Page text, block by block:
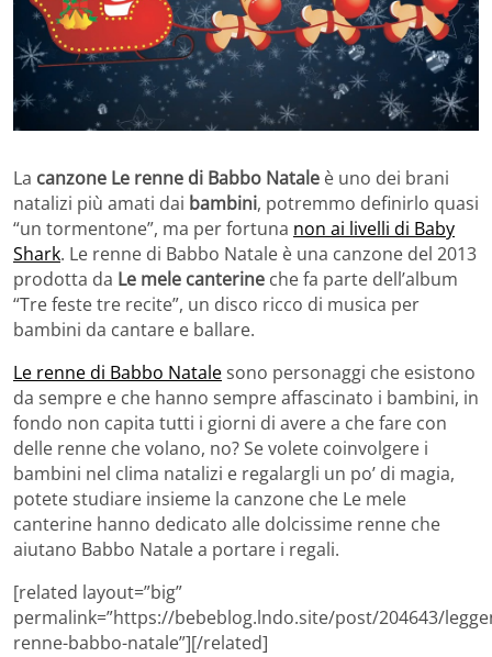
La canzone Le renne di Babbo Natale è uno dei brani
natalizi più amati dai bambini, potremmo definirlo quasi
“un tormentone”, ma per fortuna non ai livelli di Baby
Shark. Le renne di Babbo Natale è una canzone del 2013
prodotta da Le mele canterine che fa parte dell’album
“Tre feste tre recite”, un disco ricco di musica per
bambini da cantare e ballare.
Le renne di Babbo Natalesono personaggi che esistono
da sempre e che hanno sempre affascinato i bambini, in
fondo non capita tutti i giorni di avere a che fare con
delle renne che volano, no? Se volete coinvolgere i
bambini nel clima natalizi e regalargli un po’ di magia,
potete studiare insieme la canzone che Le mele
canterine hanno dedicato alle dolcissime renne che
aiutano Babbo Natale a portare i regali.
[related layout=”big”
permalink=”https://bebeblog.lndo.site/post/204643/
renne-babbo-natale”][/related]